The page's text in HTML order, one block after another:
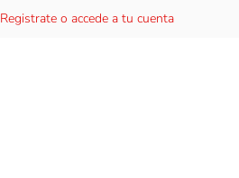
Registrate o accede a tu cuenta